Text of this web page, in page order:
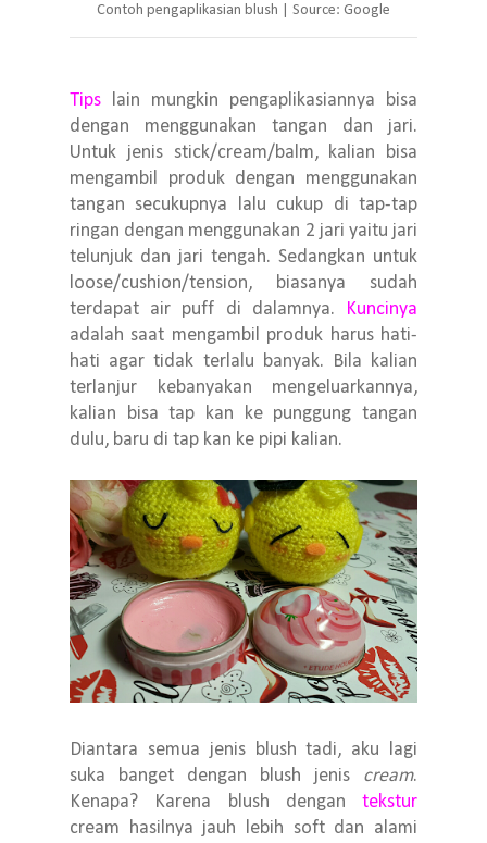
Contoh pengaplikasian blush | Source: Google
Tips lain mungkin pengaplikasiannya bisa
dengan menggunakan tangan dan jari.
Untuk jenis stick/cream/balm, kalian bisa
mengambil produk dengan menggunakan
tangan secukupnya lalu cukup di tap-tap
ringan dengan menggunakan 2 jari yaitu jari
telunjuk dan jari tengah. Sedangkan untuk
loose/cushion/tension, biasanya sudah
terdapat air puff di dalamnya.
Kuncinya
adalah saat mengambil produk harus hati-
hati agar tidak terlalu banyak. Bila kalian
terlanjur kebanyakan mengeluarkannya,
kalian bisa tap kan ke punggung tangan
dulu, baru di tap kan ke pipi kalian.
Diantara semua jenis blush tadi, aku lagi
suka banget dengan blush jenis cream.
Kenapa? Karena blush dengan tekstur
cream hasilnya jauh lebih soft dan alami